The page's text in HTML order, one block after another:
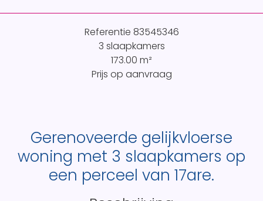
Referentie 83545346
3 slaapkamers
173.00 m²
Prijs op aanvraag
Gerenoveerde gelijkvloerse
woning met 3 slaapkamers op
een perceel van 17are.